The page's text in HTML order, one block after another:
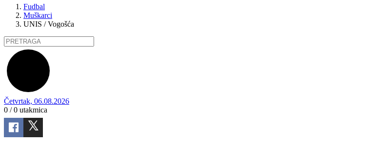
Fudbal
Muškarci
UNIS / Vogošća
Četvrtak, 06.08.2026
0 / 0 utakmica